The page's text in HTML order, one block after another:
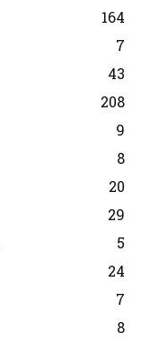
164
7
43
208
9
8
20
29
5
24
7
8